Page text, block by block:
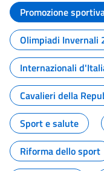
Promozione
Olimpiadi Invernali
Internazionali
Cavalieri della
Sport e salute
Riforma dello sport